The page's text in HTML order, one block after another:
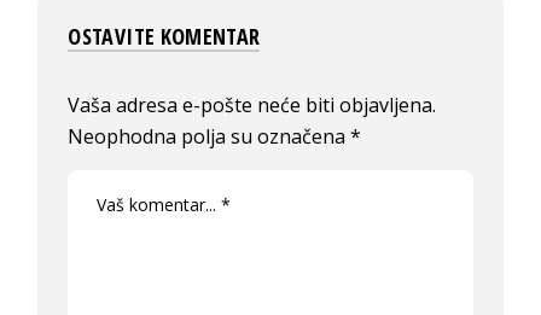
OSTAVITE KOMENTAR
Vaša adresa e-pošte neće biti objavljena.
Neophodna polja su označena*